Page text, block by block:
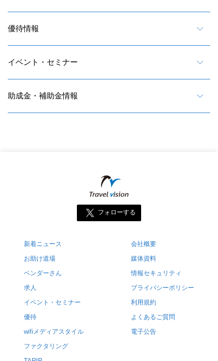
優待情報
イベント・セミナー
助成金・補助金情報
フォローする
新着ニュース
お助け道場
ベンダーさん
求人
イベント・セミナー
優待
wifiメディアスタイル
ファクタリング
会社概要
媒体資料
情報セキュリティ
プライバシーポリシー
利用規約
よくあるご質問
電子公告